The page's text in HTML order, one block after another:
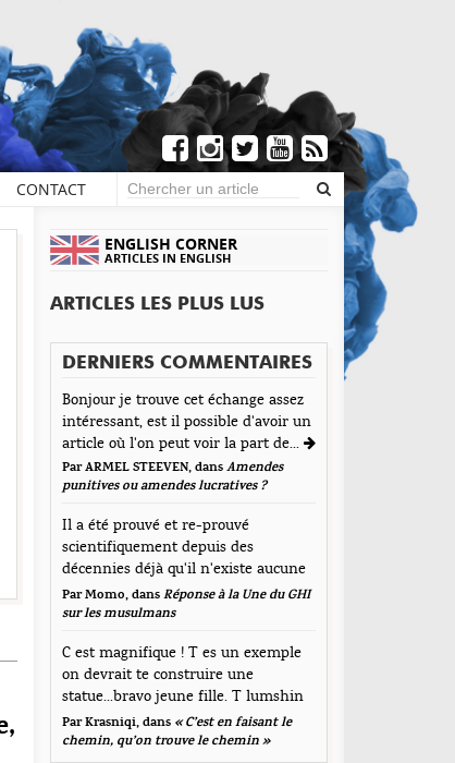
CONTACT
ENGLISH CORNER
ARTICLES IN ENGLISH
ARTICLES LES PLUS LUS
DERNIERS COMMENTAIRES
Bonjour je trouve cet échange assez
intéressant, est il possible d'avoir un
article où l'on peut voir la part de...
Par ARMEL STEEVEN, dans Amendes
punitives ou amendes lucratives ?
Il a été prouvé et re-prouvé
scientifiquement depuis des
décennies déjà qu'il n'existe aucune
corrélation...
Par Momo, dans Réponse à la Une du GHI
sur les musulmans
C est magnifique ! T es un exemple
on devrait te construire une
statue...bravo jeune fille. T lumshin
durt
Par Krasniqi, dans « C’est en faisant le
chemin, qu’on trouve le chemin »